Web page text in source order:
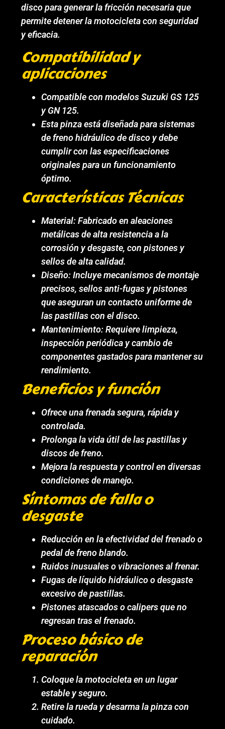
disco para generar la fricción necesaria que
permite detener la motocicleta con seguridad
y eficacia.
Compatibilidad y
aplicaciones
Compatible con modelos Suzuki GS 125
y GN 125.
Esta pinza está diseñada para sistemas
de freno hidráulico de disco y debe
cumplir con las especificaciones
originales para un funcionamiento
óptimo.
Características Técnicas
Material: Fabricado en aleaciones
metálicas de alta resistencia a la
corrosión y desgaste, con pistones y
sellos de alta calidad.
Diseño: Incluye mecanismos de montaje
precisos, sellos anti-fugas y pistones
que aseguran un contacto uniforme de
las pastillas con el disco.
Mantenimiento: Requiere limpieza,
inspección periódica y cambio de
componentes gastados para mantener su
rendimiento.
Beneficios y función
Ofrece una frenada segura, rápida y
controlada.
Prolonga la vida útil de las pastillas y
discos de freno.
Mejora la respuesta y control en diversas
condiciones de manejo.
Síntomas de falla o
desgaste
Reducción en la efectividad del frenado o
pedal de freno blando.
Ruidos inusuales o vibraciones al frenar.
Fugas de líquido hidráulico o desgaste
excesivo de pastillas.
Pistones atascados o calipers que no
regresan tras el frenado.
Proceso básico de
reparación
Coloque la motocicleta en un lugar
estable y seguro.
Retire la rueda y desarma la pinza con
cuidado.